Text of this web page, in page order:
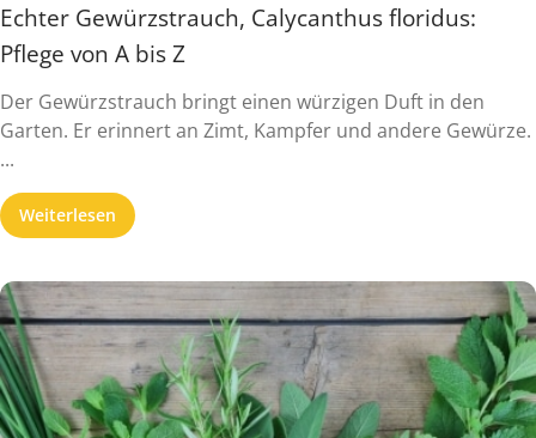
Echter Gewürzstrauch, Calycanthus floridus:
Pflege von A bis Z
Der Gewürzstrauch bringt einen würzigen Duft in den
Garten. Er erinnert an Zimt, Kampfer und andere Gewürze.
...
Weiterlesen